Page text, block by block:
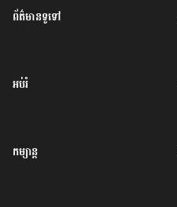
ព័ត៌មានទូទៅ
អប់រំ
កម្សាន្ត